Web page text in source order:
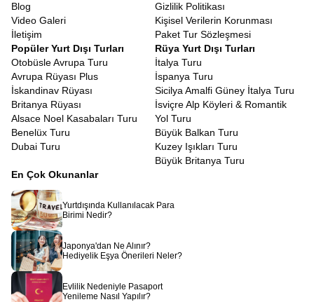
Blog
Video Galeri
İletişim
Gizlilik Politikası
Kişisel Verilerin Korunması
Paket Tur Sözleşmesi
Popüler Yurt Dışı Turları
Otobüsle Avrupa Turu
Avrupa Rüyası Plus
İskandinav Rüyası
Britanya Rüyası
Alsace Noel Kasabaları Turu
Benelüx Turu
Dubai Turu
Rüya Yurt Dışı Turları
İtalya Turu
İspanya Turu
Sicilya Amalfi Güney İtalya Turu
İsviçre Alp Köyleri & Romantik
Yol Turu
Büyük Balkan Turu
Kuzey Işıkları Turu
Büyük Britanya Turu
En Çok Okunanlar
Yurtdışında Kullanılacak Para
Birimi Nedir?
Japonya'dan Ne Alınır?
Hediyelik Eşya Önerileri Neler?
Evlilik Nedeniyle Pasaport
Yenileme Nasıl Yapılır?